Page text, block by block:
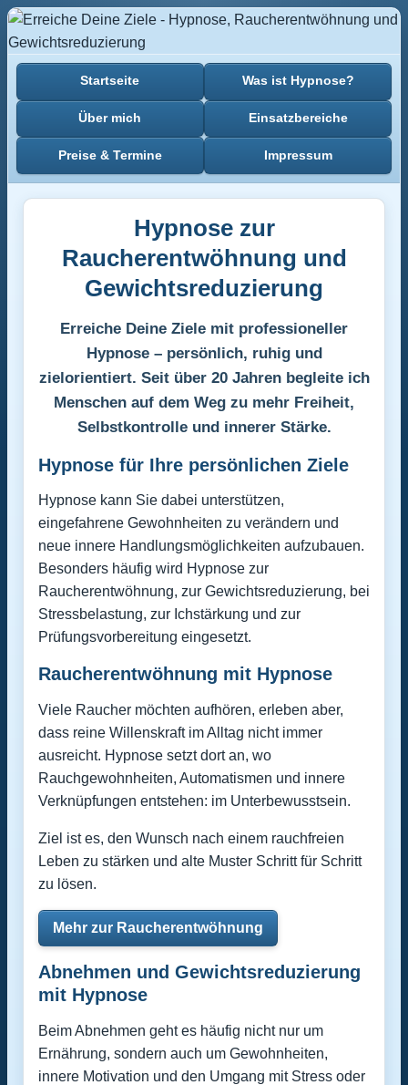
Startseite Was ist Hypnose?
Über mich Einsatzbereiche
Preise & Termine Impressum
Hypnose zur
Raucherentwöhnung und
Gewichtsreduzierung
Erreiche Deine Ziele mit professioneller
Hypnose – persönlich, ruhig und
zielorientiert. Seit über 20 Jahren begleite ich
Menschen auf dem Weg zu mehr Freiheit,
Selbstkontrolle und innerer Stärke.
Hypnose für Ihre persönlichen Ziele
Hypnose kann Sie dabei unterstützen,
eingefahrene Gewohnheiten zu verändern und
neue innere Handlungsmöglichkeiten aufzubauen.
Besonders häufig wird Hypnose zur
Raucherentwöhnung, zur Gewichtsreduzierung, bei
Stressbelastung, zur Ichstärkung und zur
Prüfungsvorbereitung eingesetzt.
Raucherentwöhnung mit Hypnose
Viele Raucher möchten aufhören, erleben aber,
dass reine Willenskraft im Alltag nicht immer
ausreicht. Hypnose setzt dort an, wo
Rauchgewohnheiten, Automatismen und innere
Verknüpfungen entstehen: im Unterbewusstsein.
Ziel ist es, den Wunsch nach einem rauchfreien
Leben zu stärken und alte Muster Schritt für Schritt
zu lösen.
Mehr zur Raucherentwöhnung
Abnehmen und Gewichtsreduzierung
mit Hypnose
Beim Abnehmen geht es häufig nicht nur um
Ernährung, sondern auch um Gewohnheiten,
innere Motivation und den Umgang mit Stress oder